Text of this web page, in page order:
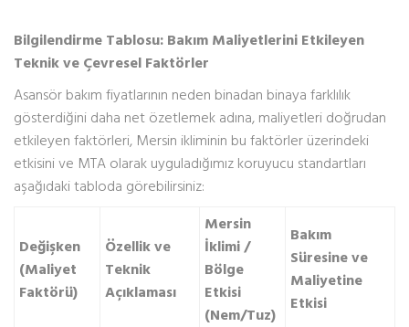
Bilgilendirme Tablosu: Bakım Maliyetlerini Etkileyen
Teknik ve Çevresel Faktörler
Asansör bakım fiyatlarının neden binadan binaya farklılık
gösterdiğini daha net özetlemek adına, maliyetleri doğrudan
etkileyen faktörleri, Mersin ikliminin bu faktörler üzerindeki
etkisini ve MTA olarak uyguladığımız koruyucu standartları
aşağıdaki tabloda görebilirsiniz:
Değişken
(Maliyet
Faktörü)
Özellik ve
Teknik
Açıklaması
Mersin
İklimi /
Bölge
Etkisi
(Nem/Tuz)
Bakım
Süresine ve
Maliyetine
Etkisi